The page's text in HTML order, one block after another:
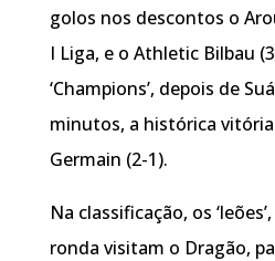
golos nos descontos o
I Liga, e o Athletic Bilbau
‘Champions’, depois de
minutos, a histórica
Germain (2-1).
Na classificação, os
ronda visitam o Dragão,